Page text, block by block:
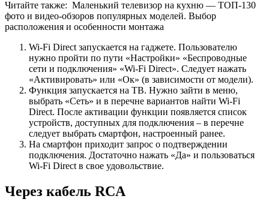
Читайте также: Маленький телевизор на кухню — ТОП-130
фото и видео-обзоров популярных моделей. Выбор
расположения и особенности монтажа
Wi-Fi Direct запускается на гаджете. Пользователю
нужно пройти по пути «Настройки» «Беспроводные
сети и подключения» «Wi-Fi Direct». Следует нажать
«Активировать» или «Ок» (в зависимости от модели).
Функция запускается на ТВ. Нужно зайти в меню,
выбрать «Сеть» и в перечне вариантов найти Wi-Fi
Direct. После активации функции появляется список
устройств, доступных для подключения – в перечне
следует выбрать смартфон, настроенный ранее.
На смартфон приходит запрос о подтверждении
подключения. Достаточно нажать «Да» и пользоваться
Wi-Fi Direct в свое удовольствие.
Через кабель RCA